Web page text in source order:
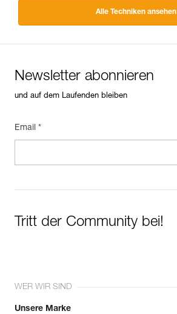
Alle Techniken ansehen
Newsletter abonnieren
und auf dem Laufenden bleiben
Email *
Tritt der Community bei!
WER WIR SIND
Unsere Marke